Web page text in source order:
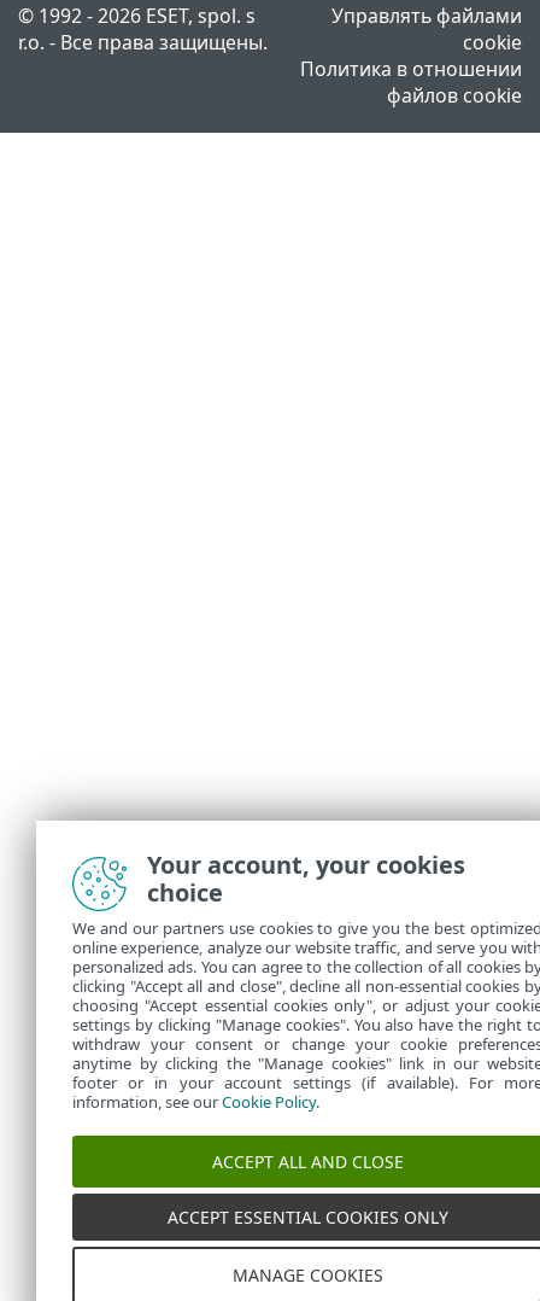
© 1992 - 2026 ESET, spol. s
r.o. - Все права защищены.
Управлять файлами
cookie
Политика в отношении
файлов cookie
Your account, your cookies
choice
We and our partners use cookies to give you the best
online experience, analyze our website traffic, and serve you
personalized ads. You can agree to the collection of all cookies
clicking "Accept all and close", decline all non-essential cookies
choosing "Accept essential cookies only", or adjust your
settings by clicking "Manage cookies". You also have the right
withdraw your consent or change your cookie
anytime by clicking the "Manage cookies" link in our
footer or in your account settings (if available). For
information, see ourCookie Policy.
ACCEPT ALL AND CLOSE
ACCEPT ESSENTIAL COOKIES ONLY
MANAGE COOKIES